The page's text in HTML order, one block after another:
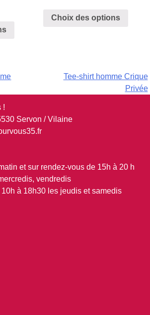
Choix des options
Tee-shirt homme Crique
Privée
!
Servon / Vilaine
et sur rendez-vous de 15h à 20 h
vendredis
à 18h30 les jeudis et samedis